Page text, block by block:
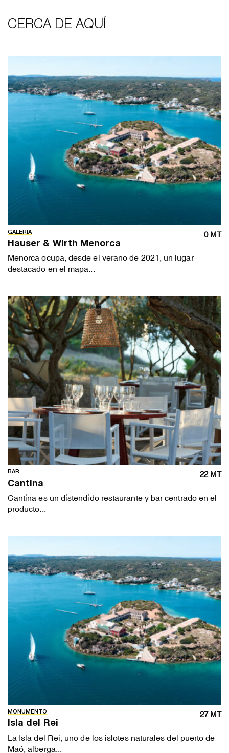
CERCA DE AQUÍ
GALERIA 0 MT
Hauser & Wirth Menorca
Menorca ocupa, desde el verano de 2021, un lugar
destacado en el mapa...
BAR 22 MT
Cantina
Cantina es un distendido restaurante y bar centrado en el
producto...
MONUMENTO 27 MT
Isla del Rei
La Isla del Rei, uno de los islotes naturales del puerto de
Maó, alberga...